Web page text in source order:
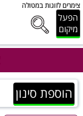
צימרים לזוגות במטולה
הפעל
מיקום
הוספת סינון